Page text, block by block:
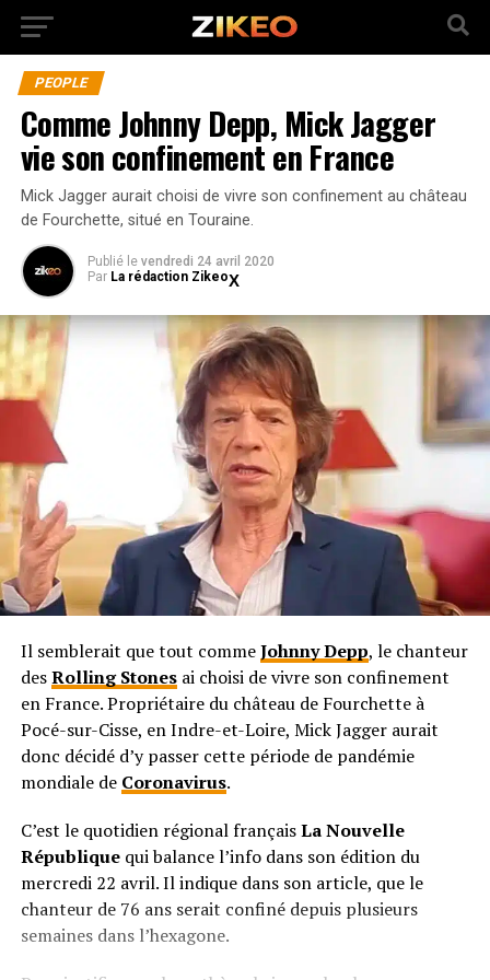
PEOPLE
Comme Johnny Depp, Mick Jagger
vie son confinement en France
Mick Jagger aurait choisi de vivre son confinement au château
de Fourchette, situé en Touraine.
Publié le vendredi 24 avril 2020
Par La rédaction Zikeo
Il semblerait que tout commeJohnny Depp, le chanteur
desRolling Stonesai choisi de vivre son confinement
en France. Propriétaire du château de Fourchette à
Pocé-sur-Cisse, en Indre-et-Loire, Mick Jagger aurait
donc décidé d’y passer cette période de pandémie
mondiale de Coronavirus.
C’est le quotidien régional françaisLa Nouvelle
Républiquequi balance l’info dans son édition du
mercredi 22 avril. Il indique dans son article, que le
chanteur de 76 ans serait confiné depuis plusieurs
semaines dans l’hexagone.